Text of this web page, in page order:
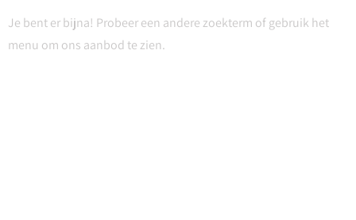
Je bent er bijna! Probeer een andere zoekterm of gebruik het
menu om ons aanbod te zien.